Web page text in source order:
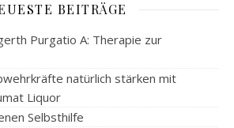
BEITRÄGE
Purgatio A: Therapie zur
natürlich stärken mit
Liquor
Selbsthilfe